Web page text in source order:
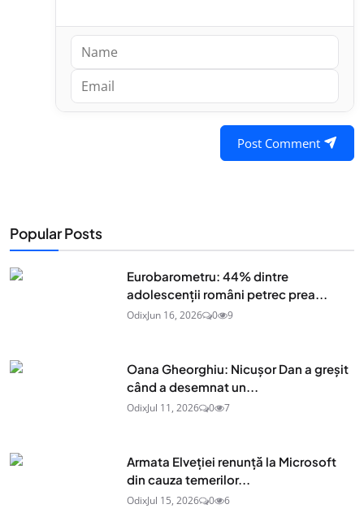
Post Comment
Popular Posts
Eurobarometru: 44% dintre
adolescenţii români petrec prea...
OdixJun 16, 2026 0 9
Oana Gheorghiu: Nicușor Dan a greșit
când a desemnat un...
OdixJul 11, 2026 0 7
Armata Elveției renunță la Microsoft
din cauza temerilor...
OdixJul 15, 2026 0 6